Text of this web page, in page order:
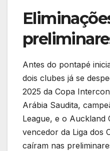
Antes do pontapé
dois clubes já se
2025 da Copa
Arábia Saudita,
League, e o Auckland
vencedor da Liga dos
caíram nas